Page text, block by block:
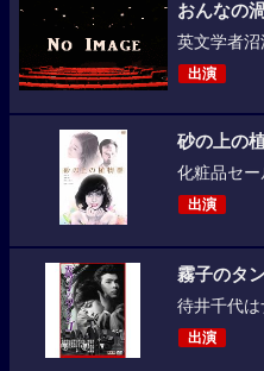
おんなの
英文学者
出演
砂の上の
化粧品セ
出演
霧子のタ
待井千代
出演